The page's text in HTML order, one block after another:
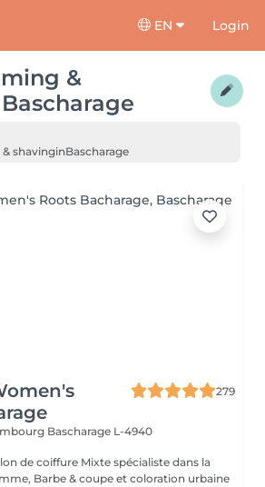
EN Login
&
Bascharage
shavinginBascharage
279
Bascharage L-4940
de coiffure Mixte spécialiste dans la
Barbe & coupe et coloration urbaine